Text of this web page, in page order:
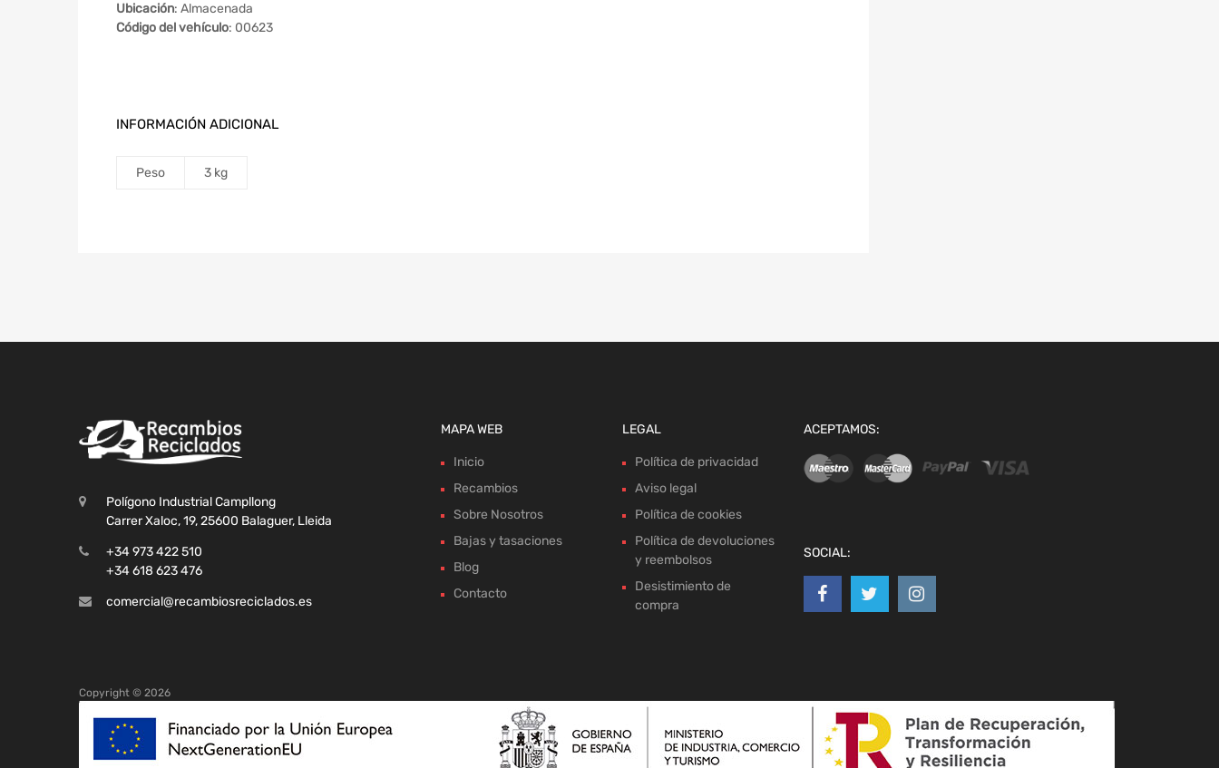
Ubicación: Almacenada
Código del vehículo: 00623
INFORMACIÓN ADICIONAL
Peso 3 kg
Polígono Industrial Campllong
Carrer Xaloc, 19, 25600 Balaguer, Lleida
+34 973 422 510
+34 618 623 476
comercial@recambiosreciclados.es
MAPA WEB
Inicio
Recambios
Sobre Nosotros
Bajas y tasaciones
Blog
Contacto
LEGAL
Política de privacidad
Aviso legal
Política de cookies
Política de devoluciones
y reembolsos
Desistimiento de
compra
ACEPTAMOS:
SOCIAL:
Copyright © 2026